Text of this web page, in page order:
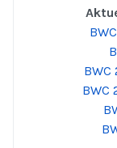
BWC